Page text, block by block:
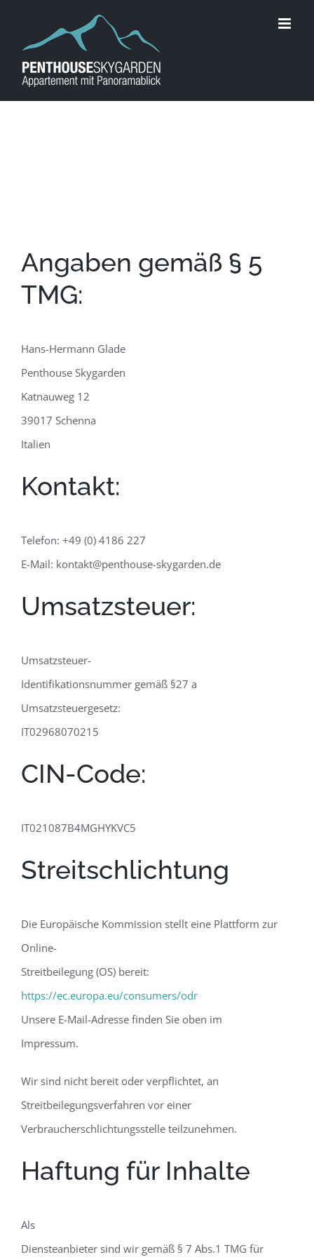
springen
Angaben gemäß § 5
TMG:
Hans-Hermann Glade
Penthouse Skygarden
Katnauweg 12
39017 Schenna
Italien
Kontakt:
Telefon: +49 (0) 4186 227
E-Mail: kontakt@penthouse-skygarden.de
Umsatzsteuer:
Umsatzsteuer-
Identifikationsnummer gemäß §27 a
Umsatzsteuergesetz:
IT02968070215
CIN-Code:
IT021087B4MGHYKVC5
Streitschlichtung
Die Europäische Kommission stellt eine Plattform zur
Online-
Streitbeilegung (OS) bereit:
https://ec.europa.eu/consumers/odr
Unsere E-Mail-Adresse finden Sie oben im
Impressum.
Wir sind nicht bereit oder verpflichtet, an
Streitbeilegungsverfahren vor einer
Verbraucherschlichtungsstelle teilzunehmen.
Haftung für Inhalte
Als
Diensteanbieter sind wir gemäß § 7 Abs.1 TMG für